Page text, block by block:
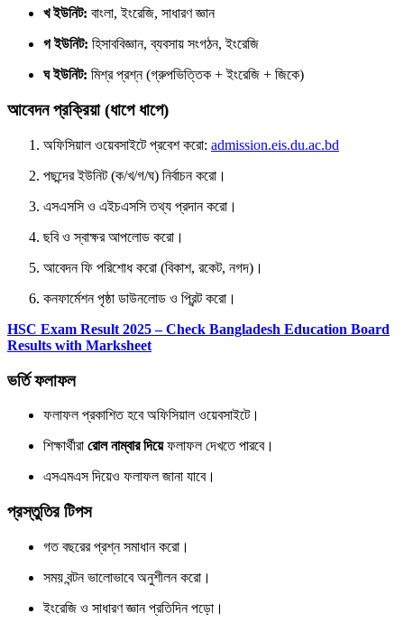
খ ইউনিট: বাংলা, ইংরেজি, সাধারণ জ্ঞান
গ ইউনিট: হিসাববিজ্ঞান, ব্যবসায় সংগঠন, ইংরেজি
ঘ ইউনিট: মিশ্র প্রশ্ন (গ্রুপভিত্তিক + ইংরেজি + জিকে)
আবেদন প্রক্রিয়া (ধাপে ধাপে)
অফিসিয়াল ওয়েবসাইটে প্রবেশ করো: admission.eis.du.ac.bd
পছন্দের ইউনিট (ক/খ/গ/ঘ) নির্বাচন করো।
এসএসসি ও এইচএসসি তথ্য প্রদান করো।
ছবি ও স্বাক্ষর আপলোড করো।
আবেদন ফি পরিশোধ করো (বিকাশ, রকেট, নগদ)।
কনফার্মেশন পৃষ্ঠা ডাউনলোড ও প্রিন্ট করো।
HSC Exam Result 2025 – Check Bangladesh Education Board
Results with Marksheet
ভর্তি ফলাফল
ফলাফল প্রকাশিত হবে অফিসিয়াল ওয়েবসাইটে।
শিক্ষার্থীরা রোল নাম্বার দিয়েফলাফল দেখতে পারবে।
এসএমএস দিয়েও ফলাফল জানা যাবে।
প্রস্তুতির টিপস
গত বছরের প্রশ্ন সমাধান করো।
সময় বন্টন ভালোভাবে অনুশীলন করো।
ইংরেজি ও সাধারণ জ্ঞান প্রতিদিন পড়ো।